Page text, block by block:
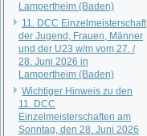
Lampertheim (Baden)
11. DCC Einzelmeisterschaft
der Jugend, Frauen, Männer
und der U23 w/m vom 27. /
28. Juni 2026 in
Lampertheim (Baden)
Wichtiger Hinweis zu den
11. DCC
Einzelmeisterschaften am
Sonntag, den 28. Juni 2026